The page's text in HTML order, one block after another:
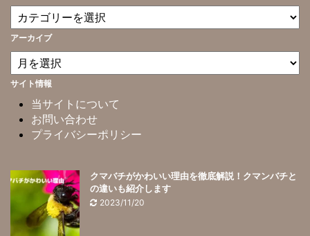
アーカイブ
サイト情報
当サイトについて
お問い合わせ
プライバシーポリシー
クマバチがかわいい理由を徹底解説！クマンバチと
の違いも紹介します
2023/11/20